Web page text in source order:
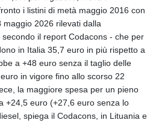
i listini di metà maggio 2016 con
2026 rilevati dalla
il report Codacons - che per
in Italia 35,7 euro in più rispetto a
a +48 euro senza il taglio delle
in vigore fino allo scorso 22
la maggiore spesa per un pieno
+24,5 euro (+27,6 euro senza lo
spiega il Codacons, in Lituania e